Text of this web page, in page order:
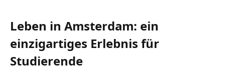
Leben in Amsterdam: ein
einzigartiges Erlebnis für
Studierende